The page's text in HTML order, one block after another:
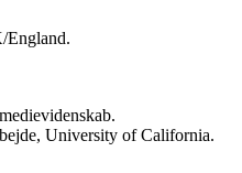
England.
University of California.